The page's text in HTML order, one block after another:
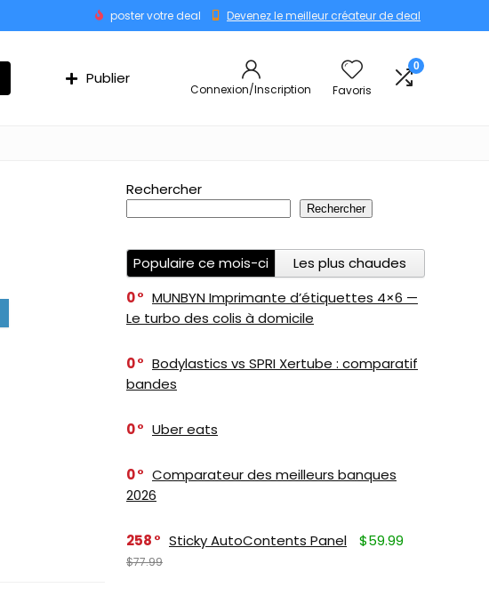
poster votre deal Devenez le meilleur créateur de deal
Publier
Connexion/Inscription Favoris
0
Rechercher
Rechercher
Populaire ce mois-ci
Les plus chaudes
0
MUNBYN Imprimante d’étiquettes 4×6 —
Le turbo des colis à domicile
0
Bodylastics vs SPRI Xertube : comparatif
bandes
0 Uber eats
0
Comparateur des meilleurs banques
2026
258 Sticky AutoContents Panel $59.99
$77.99